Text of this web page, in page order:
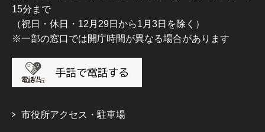
15分まで
（祝日・休日・12月29日から1月3日を除く）
※一部の窓口では開庁時間が異なる場合があります
市役所アクセス・駐車場